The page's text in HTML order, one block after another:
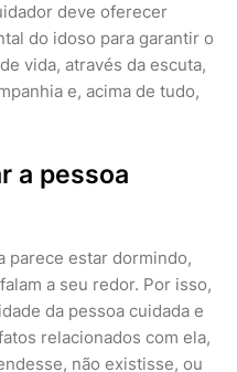
deve oferecer
do idoso para garantir o
vida, através da escuta,
e, acima de tudo,
a pessoa
parece estar dormindo,
a seu redor. Por isso,
da pessoa cuidada e
relacionados com ela,
não existisse, ou